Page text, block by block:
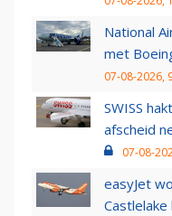
National
met
07-08-2026,
SWISS
afscheid
07-08-
easyJet
Castlelake